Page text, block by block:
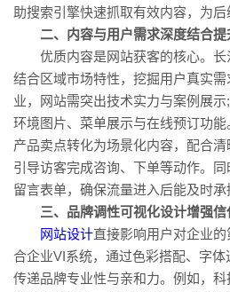
助搜索引擎快速抓取有效内容，为后
二、内容与用户需求深度结合提
优质内容是网站获客的核心。长
结合区域市场特性，挖掘用户真实
业，网站需突出技术实力与案例展
环境图片、菜单展示与在线预订功
产品卖点转化为场景化内容，配合清
引导访客完成咨询、下单等动作。
留言表单，确保流量进入后能及时承
三、品牌调性可视化设计增强信
网站设计直接影响用户对企业
合企业VI系统，通过色彩搭配、字体
传递品牌专业性与亲和力。例如，